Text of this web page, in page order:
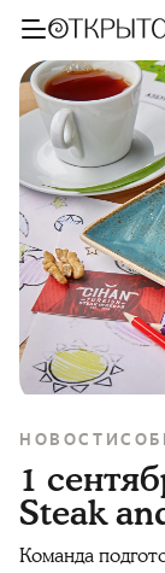
НОВОСТИ
1
Steak
Команда